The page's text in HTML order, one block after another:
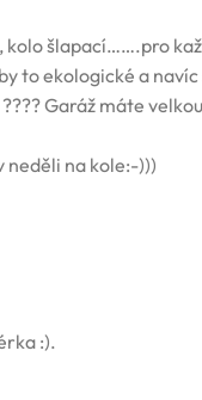
šlapací…….pro
to ekologické a
Garáž máte
neděli na kole:-)))
:).